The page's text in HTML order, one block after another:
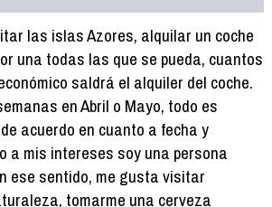
las islas Azores, alquilar un coche
una todas las que se pueda, cuantos
saldrá el alquiler del coche.
en Abril o Mayo, todo es
acuerdo en cuanto a fecha y
a mis intereses soy una persona
ese sentido, me gusta visitar
tomarme una cerveza